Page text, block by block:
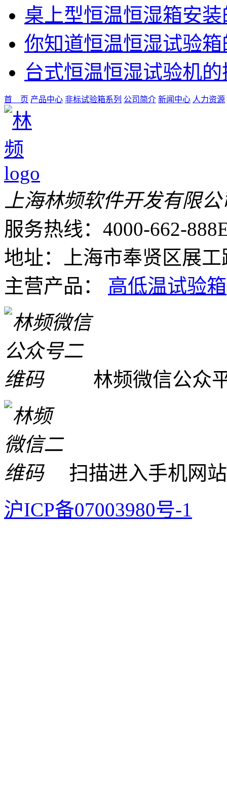
桌上型恒温恒湿箱安
你知道恒温恒湿试验
台式恒温恒湿试验机
首 页 产品中心 非标试验箱系列 公司简介 新闻中心 人力资源
上海林频软件开发有限公
服务热线：4000-662-888
地址：上海市奉贤区展工
主营产品： 高低温试验箱
林频微信公众
扫描进入手机网
沪ICP备07003980号-1